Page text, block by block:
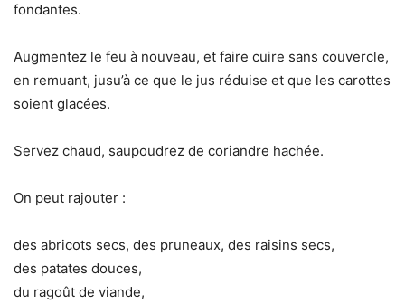
fondantes.
Augmentez le feu à nouveau, et faire cuire sans couvercle,
en remuant, jusu’à ce que le jus réduise et que les carottes
soient glacées.
Servez chaud, saupoudrez de coriandre hachée.
On peut rajouter :
des abricots secs, des pruneaux, des raisins secs,
des patates douces,
du ragoût de viande,